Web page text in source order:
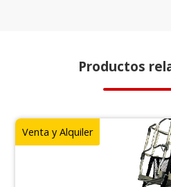
Productos
Venta y Alquiler